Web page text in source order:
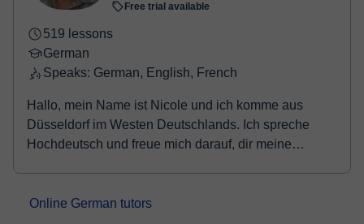
Free trial available
519 lessons
German
Speaks: German, English, French
Hallo, mein Name ist Nicole und ich komme aus
Düsseldorf im Westen Deutschlands. Ich spreche
Hochdeutsch und freue mich darauf, dir meine
Online German tutors